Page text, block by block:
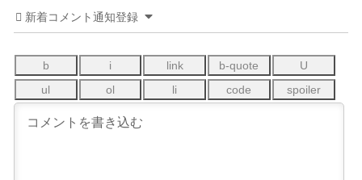
新着コメント通知登録